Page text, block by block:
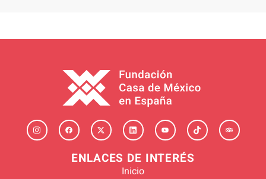
ENLACES DE INTERÉS
Inicio